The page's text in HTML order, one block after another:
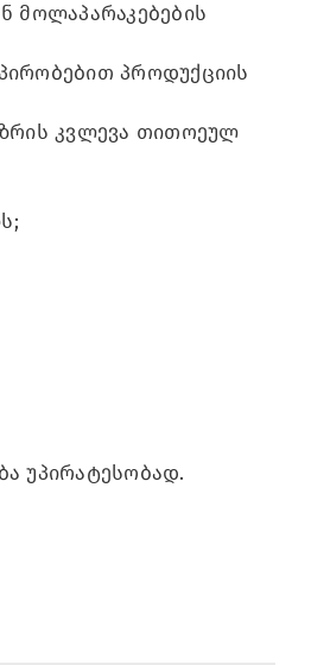
მოლაპარაკებების
პროდუქციის
კვლევა თითოეულ
უპირატესობად.